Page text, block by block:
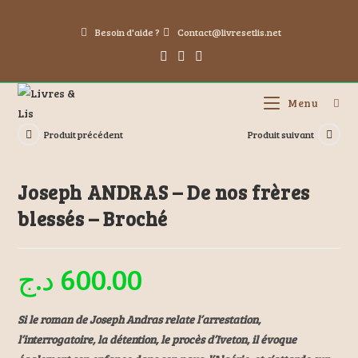
Besoin d'aide ? Contact@livresetlis.net
Menu
Produit précédent Produit suivant
Joseph ANDRAS – De nos frères
blessés – Broché
600.00 د.ج
Si le roman de Joseph Andras relate l’arrestation,
l’interrogatoire, la détention, le procès d’Iveton, il évoque